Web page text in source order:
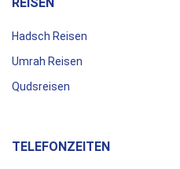
Hadsch Reisen
Umrah Reisen
Qudsreisen
TELEFONZEITEN